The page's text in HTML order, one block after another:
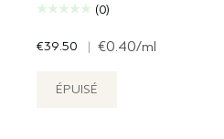
(0)
€39.50 | €0.40/ml
ÉPUISÉ